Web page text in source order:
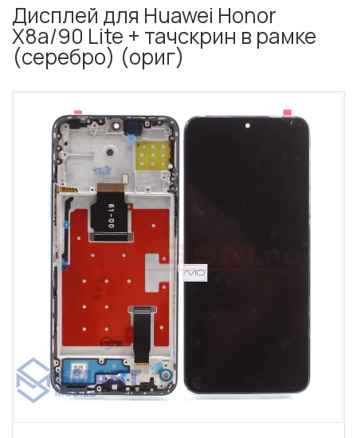
Дисплей для Huawei Honor
X8a/90 Lite + тачскрин в рамке
(серебро) (ориг)